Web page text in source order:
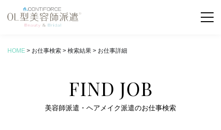
COLUMN
新着コラム
HOME > お仕事検索 > 検索結果 > お仕事詳細
FIND JOB
美容師派遣・ヘアメイク派遣のお仕事検索